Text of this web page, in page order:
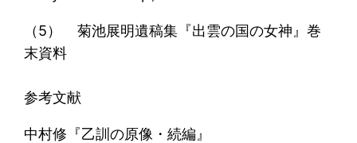
（5） 菊池展明遺稿集『出雲の国の女神』巻
末資料
参考文献
中村修『乙訓の原像・続編』